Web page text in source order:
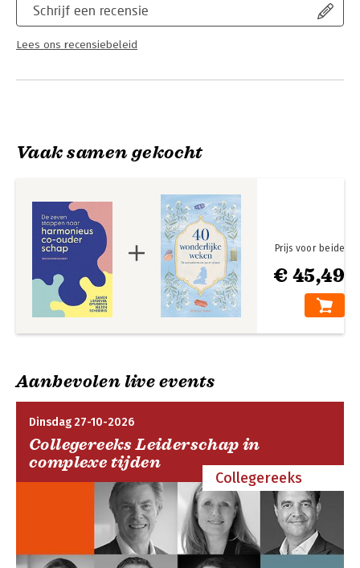
Schrijf een recensie
Lees ons recensiebeleid
Vaak samen gekocht
€ 45,49
Prijs voor beide
Aanbevolen live events
Dinsdag 27-10-2026
Collegereeks Leiderschap in
complexe tijden
Collegereeks